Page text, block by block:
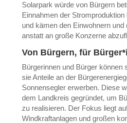
Solarpark würde von Bürgern
Einnahmen der Stromproduktion
und kämen den Einwohnern und
anstatt an große Konzerne
Von Bürgern, für
Bürgerinnen und Bürger können
sie Anteile an der
Sonnensegler erwerben. Diese
dem Landkreis gegründet, um
zu realisieren. Der Fokus liegt
Windkraftanlagen und großen